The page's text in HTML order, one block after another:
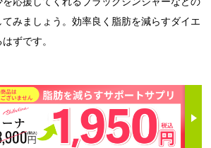
みましょう。効率良く脂肪を減らすダイエ
ずです。